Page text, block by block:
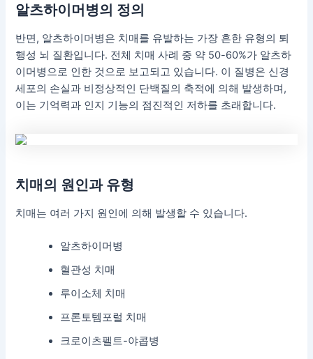
알츠하이머병의 정의
반면, 알츠하이머병은 치매를 유발하는 가장 흔한 유형의 퇴
행성 뇌 질환입니다. 전체 치매 사례 중 약 50-60%가 알츠하
이머병으로 인한 것으로 보고되고 있습니다. 이 질병은 신경
세포의 손실과 비정상적인 단백질의 축적에 의해 발생하며,
이는 기억력과 인지 기능의 점진적인 저하를 초래합니다.
치매의 원인과 유형
치매는 여러 가지 원인에 의해 발생할 수 있습니다.
알츠하이머병
혈관성 치매
루이소체 치매
프론토템포럴 치매
크로이츠펠트-야콥병